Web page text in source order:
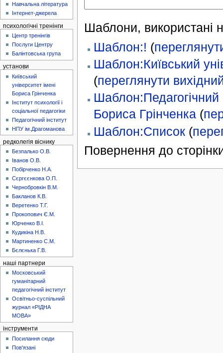
Шаблони, використані
Шаблон:! (
Шаблон:Київський
(переглянути
Шаблон:Педагогічний
Бориса Грінченка(
Шаблон:Список(
Повернення до
Навчальна література
Інтернет-джерела
психологічні тренінги
Центр тренінгів
Послуги Центру
Балінтовська група
установи
Київський
університет імені
Бориса Грінченка
Інститут психології і
соціальної педагогіки
Педагогічний інститут
НПУ ім.Драгоманова
редколегія віснику
Безпалько О.В.
Іванов О.В.
Побірченко Н.А.
Сєргєєнкова О.П.
Чернобровкін В.М.
Бакланов К.В.
Веретенко Т.Г.
Прокопович Є.М.
Юрченко В.І.
Кудикіна Н.В.
Мартиненко С.М.
Бєлєнька Г.В.
наші партнери
Московський
гуманітарний
педагогічний інститут
Освітньо-суспільний
журнал «РІДНА
МОВА»
інструменти
Посилання сюди
Пов'язані